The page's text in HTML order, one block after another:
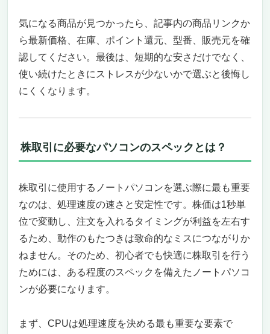
気になる商品が見つかったら、記事内の商品リンクか
ら最新価格、在庫、ポイント還元、型番、販売元を確
認してください。最後は、短期的な安さだけでなく、
使い続けたときにストレスが少ないかで選ぶと後悔し
にくくなります。
株取引に必要なパソコンのスペックとは？
株取引に使用するノートパソコンを選ぶ際に最も重要
なのは、処理速度の速さと安定性です。株価は1秒単
位で変動し、注文を入れるタイミングが利益を左右す
るため、動作のもたつきは致命的なミスにつながりか
ねません。そのため、初心者でも快適に株取引を行う
ためには、ある程度のスペックを備えたノートパソコ
ンが必要になります。
まず、CPUは処理速度を決める最も重要な要素で